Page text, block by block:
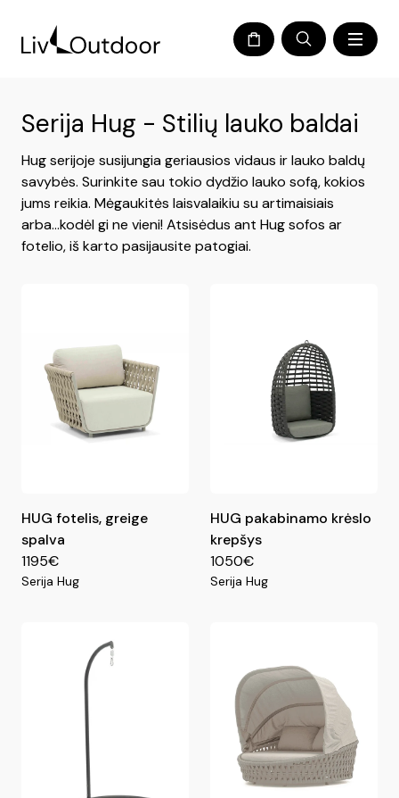
Serija Hug - Stilių lauko baldai
Hug serijoje susijungia geriausios vidaus ir lauko baldų
savybės. Surinkite sau tokio dydžio lauko sofą, kokios
jums reikia. Mėgaukitės laisvalaikiu su artimaisiais
arba...kodėl gi ne vieni! Atsisėdus ant Hug sofos ar
fotelio, iš karto pasijausite patogiai.
HUG fotelis, greige
spalva
1195€
Serija Hug
HUG pakabinamo krėslo
krepšys
1050€
Serija Hug